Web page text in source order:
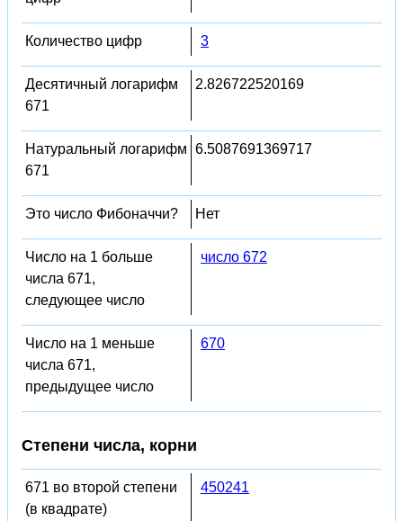
Количество цифр 3
Десятичный логарифм
671
2.826722520169
Натуральный логарифм
671
6.5087691369717
Это число Фибоначчи? Нет
Число на 1 больше
числа 671,
следующее число
число 672
Число на 1 меньше
числа 671,
предыдущее число
670
Степени числа, корни
671 во второй степени
(в квадрате)
450241